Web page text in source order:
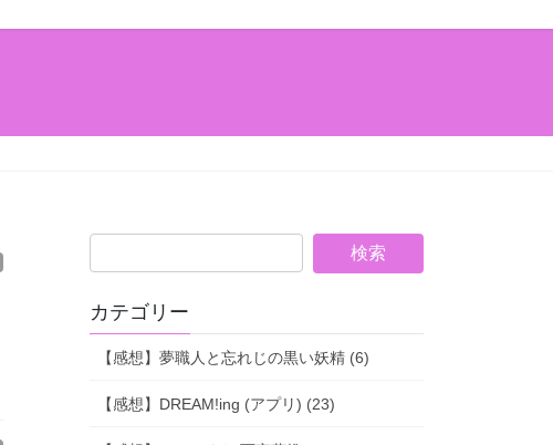
カテゴリー
【感想】夢職人と忘れじの黒い妖精 (6)
【感想】DREAM!ing (アプリ) (23)